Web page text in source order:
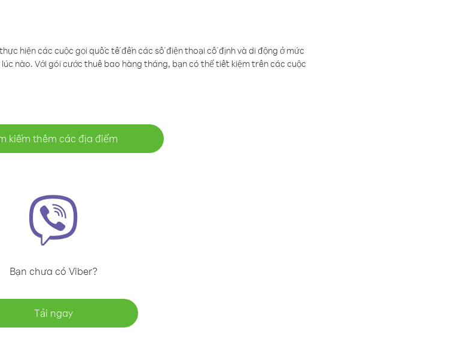
hiện các cuộc gọi quốc tế đến các số điện thoại cố định và di động ở mức
nào. Với gói cước thuê bao hàng tháng, bạn có thể tiết kiệm trên các cuộc
kiếm thêm các địa điểm
Bạn chưa có Viber?
Tải ngay